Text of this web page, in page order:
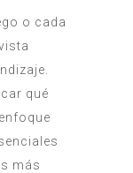
o cada
qué
más